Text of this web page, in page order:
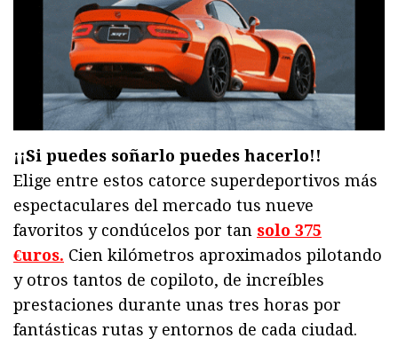
¡¡Si puedes soñarlo puedes hacerlo!!
Elige entre estos catorce superdeportivos más
espectaculares del mercado tus nueve
favoritos y condúcelos por tan solo 375
€uros. Cien kilómetros aproximados pilotando
y otros tantos de copiloto, de increíbles
prestaciones durante unas tres horas por
fantásticas rutas y entornos de cada ciudad.